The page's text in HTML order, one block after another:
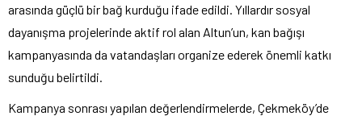
arasında güçlü bir bağ kurduğu ifade edildi. Yıllardır sosyal
dayanışma projelerinde aktif rol alan Altun’un, kan bağışı
kampanyasında da vatandaşları organize ederek önemli katkı
sunduğu belirtildi.
Kampanya sonrası yapılan değerlendirmelerde, Çekmeköy’de